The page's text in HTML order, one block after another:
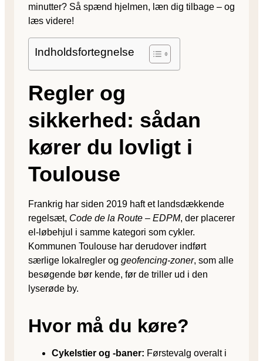
minutter? Så spænd hjelmen, læn dig tilbage – og
læs videre!
Indholdsfortegnelse
Regler og
sikkerhed: sådan
kører du lovligt i
Toulouse
Frankrig har siden 2019 haft et landsdækkende
regelsæt, Code de la Route – EDPM, der placerer
el-løbehjul i samme kategori som cykler.
Kommunen Toulouse har derudover indført
særlige lokalregler og geofencing-zoner, som alle
besøgende bør kende, før de triller ud i den
lyserøde by.
Hvor må du køre?
Cykelstier og -baner: Førstevalg overalt i